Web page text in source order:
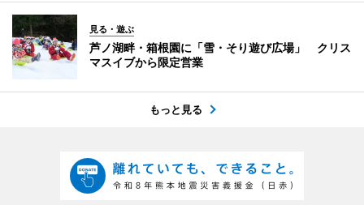
見る・遊ぶ
芦ノ湖畔・箱根園に「雪・そり遊び広場」 クリス
マスイブから限定営業
もっと見る